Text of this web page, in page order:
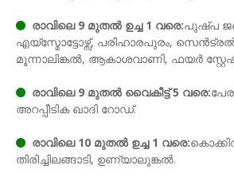
രാവിലെ 9 മുതൽ ഉച്ച 1 വരെ:പുഷ്പ
എയ്സ്മോട്ടോഴ്സ്, പരിഹാരപുരം,
മൂന്നാലിങ്കല്‍, ആകാശവാണി, ഫയർ
രാവിലെ 9 മുതൽ വൈകീട്ട് 5 വരെ:
അറപ്പീടിക ഖാദി റോഡ്.
രാവിലെ 10 മുതൽ ഉച്ച 1 വരെ:
തിരിച്ചിലങ്ങാടി, ഉണ്യാലുങ്കല്‍.